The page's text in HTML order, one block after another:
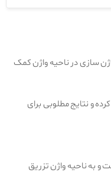
سازی در ناحیه واژن کمک
و نتایج مطلوبی برای
و به ناحیه واژن تزریق